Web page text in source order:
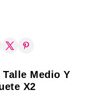
Medio Y
X2